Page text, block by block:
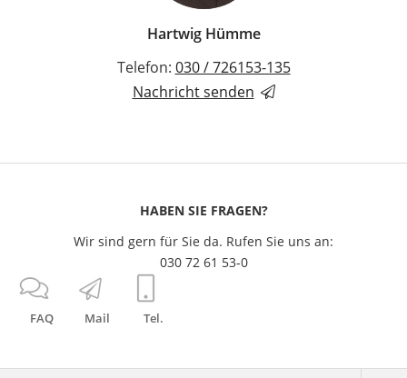
Hartwig Hümme
Telefon: 030 / 726153-135
Nachricht senden
FAQ Mail Tel.
HABEN SIE FRAGEN?
Wir sind gern für Sie da. Rufen Sie uns an:
030 72 61 53-0